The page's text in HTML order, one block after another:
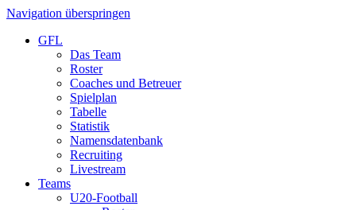
Navigation überspringen
GFL
Das Team
Roster
Coaches und Betreuer
Spielplan
Tabelle
Statistik
Namensdatenbank
Recruiting
Livestream
Teams
U20-Football